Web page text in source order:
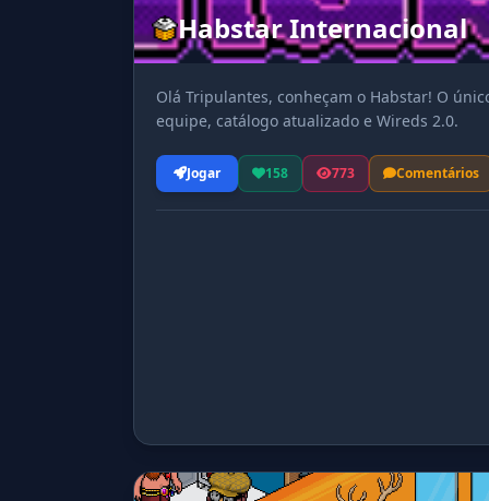
Habstar Internacional
Olá Tripulantes, conheçam o Habstar! O
equipe, catálogo atualizado e Wireds 2.0.
Jogar 158 773 Comentários